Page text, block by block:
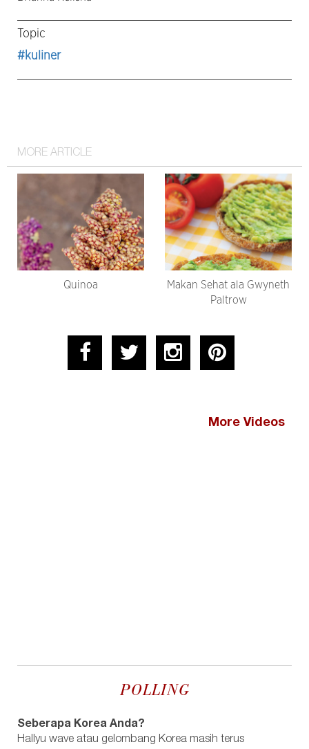
Topic
#kuliner
MORE ARTICLE
Quinoa
Makan Sehat ala Gwyneth
Paltrow
More Videos
POLLING
Seberapa Korea Anda?
Hallyu wave atau gelombang Korea masih terus